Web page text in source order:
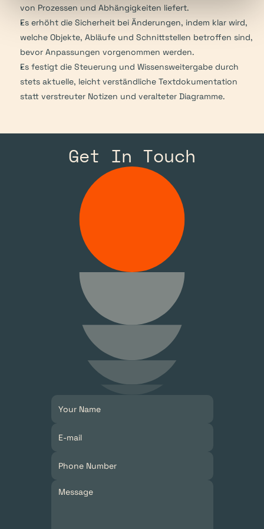
von Prozessen und Abhängigkeiten liefert.
Es erhöht die Sicherheit bei Änderungen, indem klar wird,
welche Objekte, Abläufe und Schnittstellen betroffen sind,
bevor Anpassungen vorgenommen werden.
Es festigt die Steuerung und Wissensweitergabe durch
stets aktuelle, leicht verständliche Textdokumentation
statt verstreuter Notizen und veralteter Diagramme.
Get In Touch